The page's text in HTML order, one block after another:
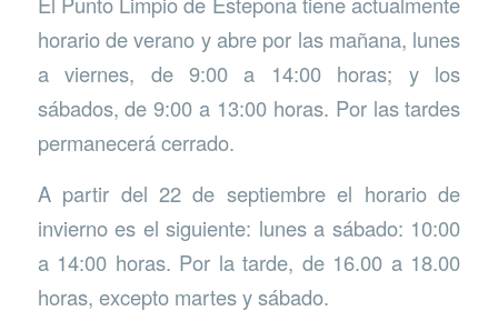
horario de verano y abre por las mañana, lunes
a viernes, de 9:00 a 14:00 horas; y los
sábados, de 9:00 a 13:00 horas. Por las tardes
permanecerá cerrado.
A partir del 22 de septiembre el horario de
invierno es el siguiente: lunes a sábado: 10:00
a 14:00 horas. Por la tarde, de 16.00 a 18.00
horas, excepto martes y sábado.